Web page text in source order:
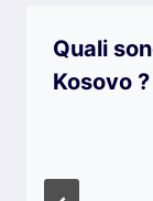
Quali
Kosovo ?